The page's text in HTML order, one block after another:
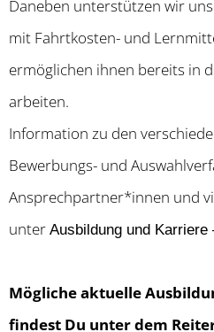
Daneben unterstützen wir
mit Fahrtkosten- und
ermöglichen ihnen bereits in
arbeiten.
Information zu den
Bewerbungs- und
Ansprechpartner*innen und
unter Ausbildung und
Mögliche aktuelle
findest Du unter dem